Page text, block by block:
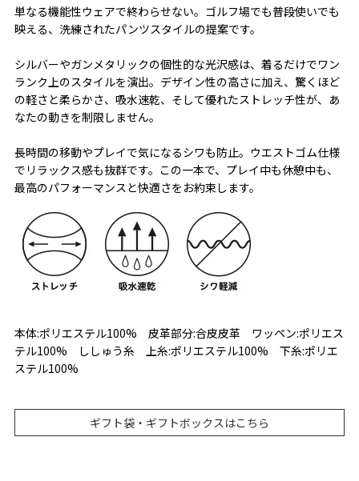
単なる機能性ウェアで終わらせない。ゴルフ場でも普段使いでも
映える、洗練されたパンツスタイルの提案です。
シルバーやガンメタリックの個性的な光沢感は、着るだけでワン
ランク上のスタイルを演出。デザイン性の高さに加え、驚くほど
の軽さと柔らかさ、吸水速乾、そして優れたストレッチ性が、あ
なたの動きを制限しません。
長時間の移動やプレイで気になるシワも防止。ウエストゴム仕様
でリラックス感も抜群です。この一本で、プレイ中も休憩中も、
最高のパフォーマンスと快適さをお約束します。
本体:ポリエステル100% 皮革部分:合皮皮革 ワッペン:ポリエス
テル100% ししゅう糸 上糸:ポリエステル100% 下糸:ポリエ
ステル100%
ギフト袋・ギフトボックスはこちら